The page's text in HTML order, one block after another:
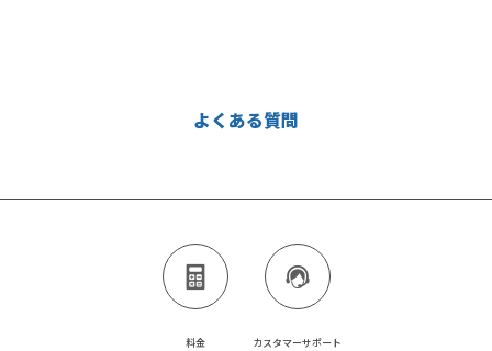
よくある質問
料金 カスタマーサポート